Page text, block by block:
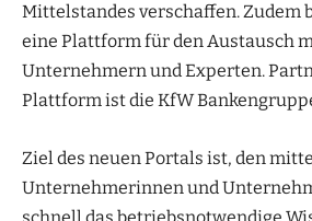
Mittelstandes verschaffen. Zudem
eine Plattform für den Austausch
Unternehmern und Experten.
Plattform ist die KfW
Ziel des neuen Portals ist, den
Unternehmerinnen und